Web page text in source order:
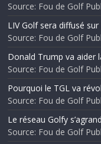
Source: Fou de Golf
LIV Golf sera diffusé
Source: Fou de Golf
Donald Trump va aider
Source: Fou de Golf
Pourquoi le TGL va
Source: Fou de Golf
Le réseau Golfy
Source: Fou de Golf